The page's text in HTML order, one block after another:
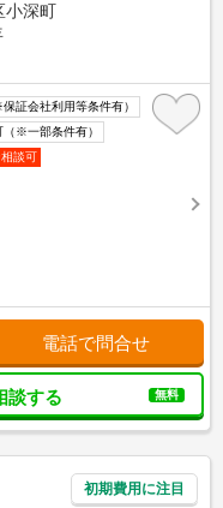
小深町
証会社利用等条件有）
※一部条件有）
談可
電話で問合せ
談する 無料
初期費用に注目